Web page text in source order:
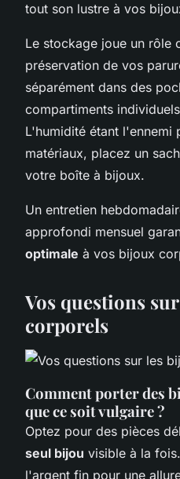
tout son lustre à vos
Le stockage joue un rôle
préservation de vos
séparément dans des
compartiments
L'humidité étant l'ennemi
matériaux, placez un
votre boîte à bijoux.
Un entretien
approfondi mensuel
optimale à vos bijoux
Vos questions
corporels
Comment porter des
que ce soit vulgaire ?
Optez pour des pièces
seul bijou visible à la
l'argent fin pour une